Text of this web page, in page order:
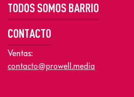
TODOS SOMOS BARRIO
CONTACTO
Ventas:
contacto@prowell.media